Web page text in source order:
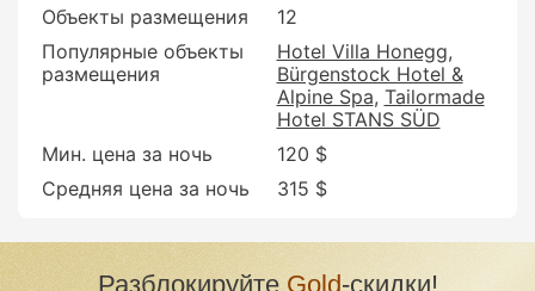
Объекты размещения
12
Популярные объекты
размещения
Hotel Villa Honegg
Bürgenstock Hotel &
Alpine Spa Tailormade
Hotel STANS SÜD
Мин. цена за ночь
120 $
Средняя цена за ночь
315 $
Разблокируйте Gold-скидки!